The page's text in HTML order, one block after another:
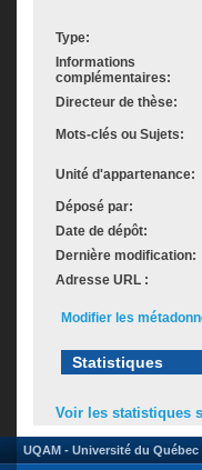
Type:
Informations
complémentaires:
Directeur de thèse:
Mots-clés ou Sujets:
Unité d'appartenance:
Déposé par:
Date de dépôt:
Dernière modification:
Adresse URL :
Modifier les
Statistiques
Voir les statistiques
UQAM - Université du Québec